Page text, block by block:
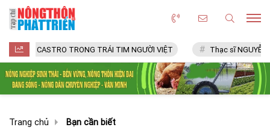
TRONG TRÁI TIM NGƯỜI VIỆT Thạc sĩ NGUYỄN VĂN CHÍ
Trang chủ Bạn cần biết